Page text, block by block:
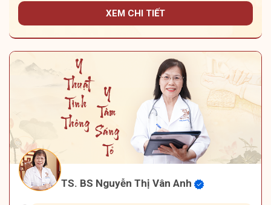
XEM CHI TIẾT
TS. BS Nguyễn Thị Vân Anh